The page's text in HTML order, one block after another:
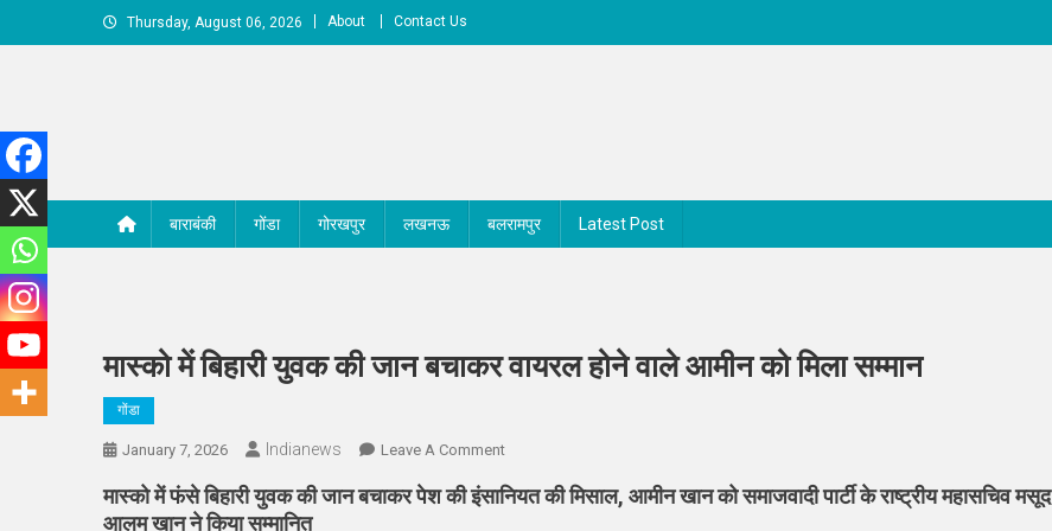
to
Thursday, August 06, 2026 About Contact Us
बाराबंकी गोंडा गोरखपुर लखनऊ बलरामपुर Latest Post
मास्को में बिहारी युवक की जान बचाकर वायरल होने वाले आमीन को मिला सम्मान
गोंडा
January 7, 2026 Indianews Leave A CommentOn
में
मास्को में फंसे बिहारी युवक की जान बचाकर पेश की इंसानियत की मिसाल, आमीन खान को समाजवादी पार्टी के राष्ट्रीय महासचिव मसूद
आलम खान ने किया सम्मानित